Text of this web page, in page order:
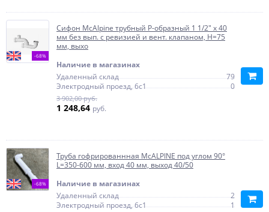
-68%
Сифон McAlpine трубный Р-образный 1 1/2" х 40
мм без вып. с ревизией и вент. клапаном, H=75
мм, выхо
Наличие в магазинах
Удаленный склад
79
Электродный проезд, 6с1
0
3 902,00 руб.
1 248,64 руб.
-68%
Труба гофрированнная McALPINE под углом 90°
L=350-600 мм, вход 40 мм, выход 40/50
Наличие в магазинах
Удаленный склад
2
Электродный проезд, 6с1
1